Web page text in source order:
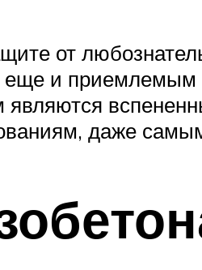
от
и приемлемым
даже